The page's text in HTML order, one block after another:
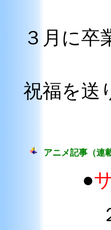
その
３月に卒
無事
祝福を送
これ
アニメ記事（連
●